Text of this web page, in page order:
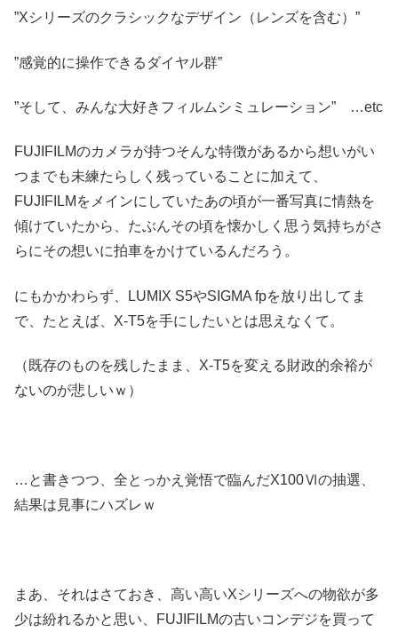
”Xシリーズのクラシックなデザイン（レンズを含む）”
”感覚的に操作できるダイヤル群”
”そして、みんな大好きフィルムシミュレーション” …etc
FUJIFILMのカメラが持つそんな特徴があるから想いがい
つまでも未練たらしく残っていることに加えて、
FUJIFILMをメインにしていたあの頃が一番写真に情熱を
傾けていたから、たぶんその頃を懐かしく思う気持ちがさ
らにその想いに拍車をかけているんだろう。
にもかかわらず、LUMIX S5やSIGMA fpを放り出してま
で、たとえば、X-T5を手にしたいとは思えなくて。
（既存のものを残したまま、X-T5を変える財政的余裕が
ないのが悲しいｗ）
…と書きつつ、全とっかえ覚悟で臨んだX100Ⅵの抽選、
結果は見事にハズレｗ
まあ、それはさておき、高い高いXシリーズへの物欲が多
少は紛れるかと思い、FUJIFILMの古いコンデジを買って